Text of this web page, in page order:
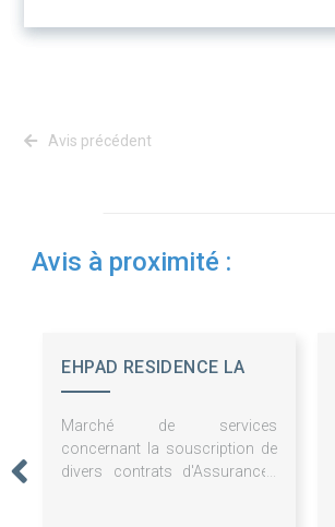
Avis précédent
Avis à proximité :
EHPAD RESIDENCE LA
Marché de services
concernant la souscription de
divers contrats d'Assurances